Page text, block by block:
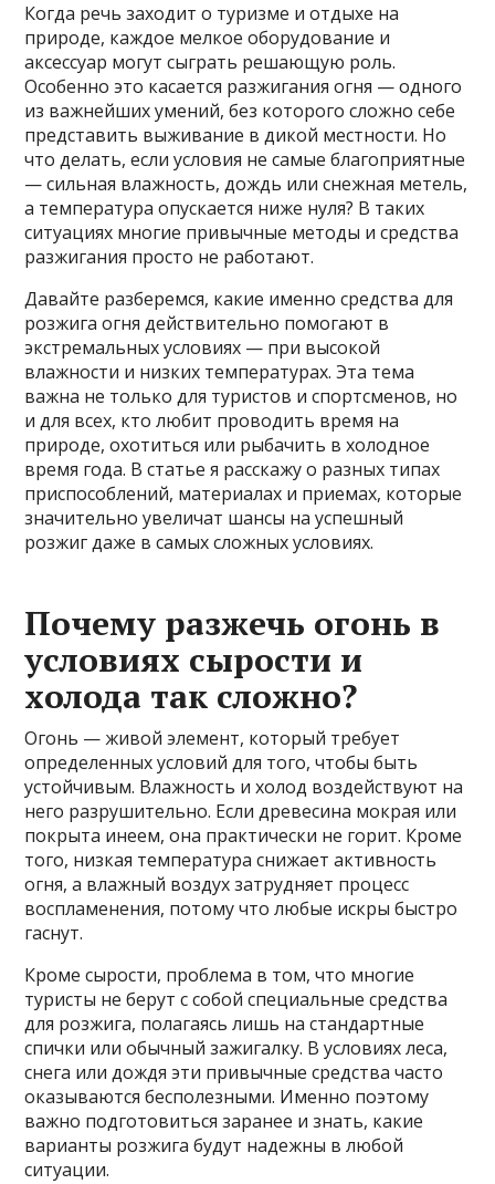
Когда речь заходит о туризме и отдыхе на
природе, каждое мелкое оборудование и
аксессуар могут сыграть решающую роль.
Особенно это касается разжигания огня — одного
из важнейших умений, без которого сложно себе
представить выживание в дикой местности. Но
что делать, если условия не самые благоприятные
— сильная влажность, дождь или снежная метель,
а температура опускается ниже нуля? В таких
ситуациях многие привычные методы и средства
разжигания просто не работают.
Давайте разберемся, какие именно средства для
розжига огня действительно помогают в
экстремальных условиях — при высокой
влажности и низких температурах. Эта тема
важна не только для туристов и спортсменов, но
и для всех, кто любит проводить время на
природе, охотиться или рыбачить в холодное
время года. В статье я расскажу о разных типах
приспособлений, материалах и приемах, которые
значительно увеличат шансы на успешный
розжиг даже в самых сложных условиях.
Почему разжечь огонь в
условиях сырости и
холода так сложно?
Огонь — живой элемент, который требует
определенных условий для того, чтобы быть
устойчивым. Влажность и холод воздействуют на
него разрушительно. Если древесина мокрая или
покрыта инеем, она практически не горит. Кроме
того, низкая температура снижает активность
огня, а влажный воздух затрудняет процесс
воспламенения, потому что любые искры быстро
гаснут.
Кроме сырости, проблема в том, что многие
туристы не берут с собой специальные средства
для розжига, полагаясь лишь на стандартные
спички или обычный зажигалку. В условиях леса,
снега или дождя эти привычные средства часто
оказываются бесполезными. Именно поэтому
важно подготовиться заранее и знать, какие
варианты розжига будут надежны в любой
ситуации.